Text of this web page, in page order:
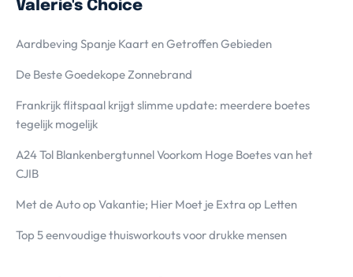
Valerie's Choice
Aardbeving Spanje Kaart en Getroffen Gebieden
De Beste Goedekope Zonnebrand
Frankrijk flitspaal krijgt slimme update: meerdere boetes
tegelijk mogelijk
A24 Tol Blankenbergtunnel Voorkom Hoge Boetes van het
CJIB
Met de Auto op Vakantie; Hier Moet je Extra op Letten
Top 5 eenvoudige thuisworkouts voor drukke mensen